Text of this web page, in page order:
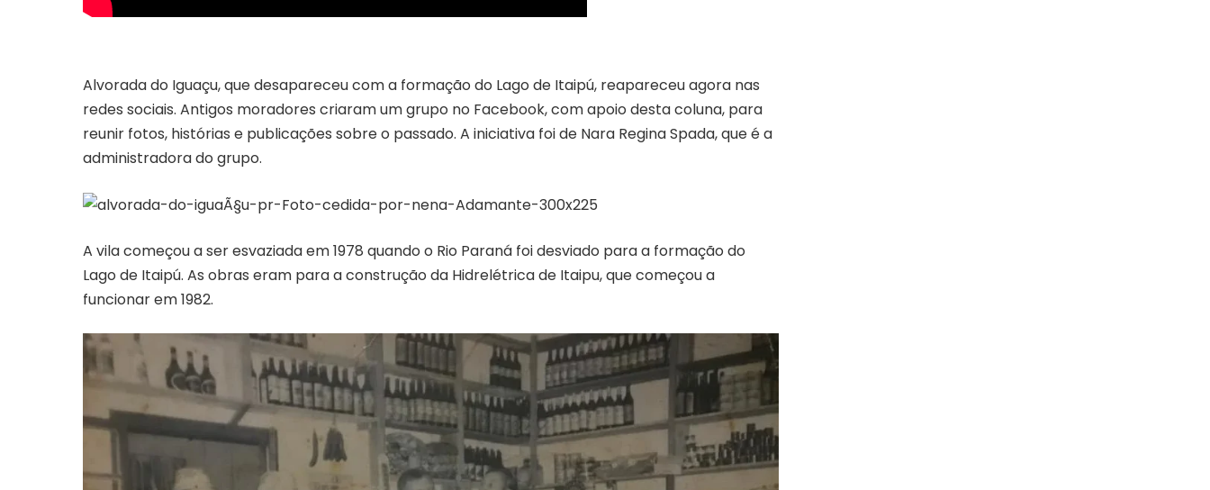
Alvorada do Iguaçu, que desapareceu com a formação do Lago de Itaipú, reapareceu agora nas
redes sociais. Antigos moradores criaram um grupo no Facebook, com apoio desta coluna, para
reunir fotos, histórias e publicações sobre o passado. A iniciativa foi de Nara Regina Spada, que é a
administradora do grupo.
A vila começou a ser esvaziada em 1978 quando o Rio Paraná foi desviado para a formação do
Lago de Itaipú. As obras eram para a construção da Hidrelétrica de Itaipu, que começou a
funcionar em 1982.